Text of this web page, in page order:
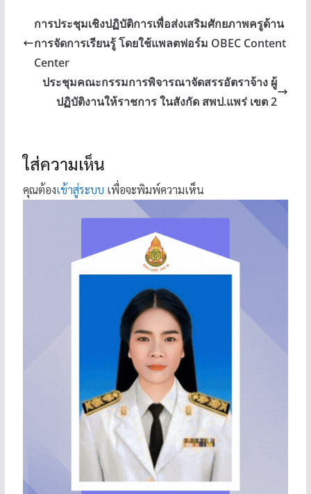
การประชุมเชิงปฏิบัติการเพื่อส่งเสริมศักยภาพครูด้าน
การจัดการเรียนรู้ โดยใช้แพลตฟอร์ม OBEC Content
Center
ประชุมคณะกรรมการพิจารณาจัดสรรอัตราจ้าง ผู้
ปฏิบัติงานให้ราชการ ในสังกัด สพป.แพร่ เขต 2
ใส่ความเห็น
คุณต้องเข้าสู่ระบบ เพื่อจะพิมพ์ความเห็น